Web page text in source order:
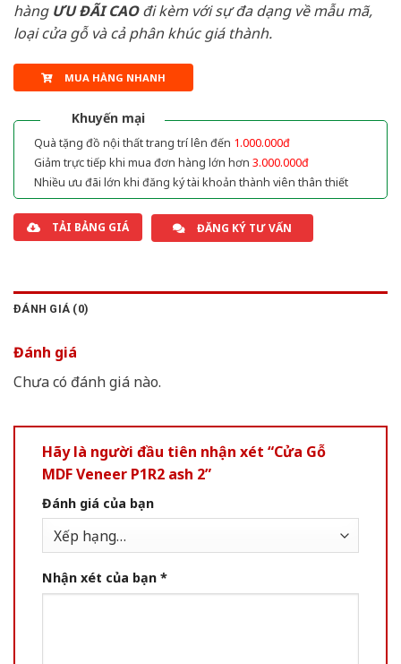
hàng ƯU ĐÃI CAOđi kèm với sự đa dạng về mẫu mã,
loại cửa gỗ và cả phân khúc giá thành.
MUA HÀNG NHANH
Khuyến mại
Quà tặng đồ nội thất trang trí lên đến 1.000.000đ
Giảm trực tiếp khi mua đơn hàng lớn hơn 3.000.000đ
Nhiều ưu đãi lớn khi đăng ký tài khoản thành viên thân thiết
TẢI BẢNG GIÁ ĐĂNG KÝ TƯ VẤN
ĐÁNH GIÁ (0)
Đánh giá
Chưa có đánh giá nào.
Hãy là người đầu tiên nhận xét “Cửa Gỗ
MDF Veneer P1R2 ash 2”
Đánh giá của bạn
Nhận xét của bạn *